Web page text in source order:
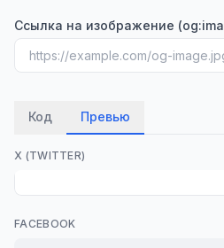
Ссылка на изображение
Код Превью
X (TWITTER)
FACEBOOK